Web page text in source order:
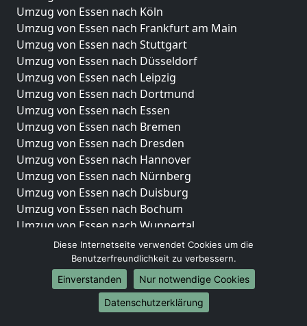
Umzug von Essen nach Köln
Umzug von Essen nach Frankfurt am Main
Umzug von Essen nach Stuttgart
Umzug von Essen nach Düsseldorf
Umzug von Essen nach Leipzig
Umzug von Essen nach Dortmund
Umzug von Essen nach Essen
Umzug von Essen nach Bremen
Umzug von Essen nach Dresden
Umzug von Essen nach Hannover
Umzug von Essen nach Nürnberg
Umzug von Essen nach Duisburg
Umzug von Essen nach Bochum
Umzug von Essen nach Wuppertal
Umzug von Essen nach Bielefeld
Umzug von Essen nach Bonn
Umzug von Essen nach Münster
Internationale-Umzüge
Diese Internetseite verwendet Cookies um die
Benutzerfreundlichkeit zu verbessern.
Einverstanden
Nur notwendige Cookies
Datenschutzerklärung